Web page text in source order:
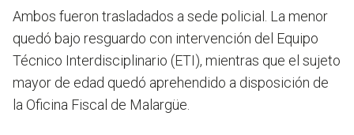
Ambos fueron trasladados a sede policial. La menor
quedó bajo resguardo con intervención del Equipo
Técnico Interdisciplinario (ETI), mientras que el sujeto
mayor de edad quedó aprehendido a disposición de
la Oficina Fiscal de Malargüe.